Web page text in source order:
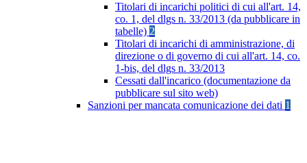
Titolari di incarichi politici di cui all'art. 14,
co. 1, del dlgs n. 33/2013 (da pubblicare in
tabelle) 2
Titolari di incarichi di amministrazione, di
direzione o di governo di cui all'art. 14, co.
1-bis, del dlgs n. 33/2013
Cessati dall'incarico (documentazione da
pubblicare sul sito web)
Sanzioni per mancata comunicazione dei dati 1